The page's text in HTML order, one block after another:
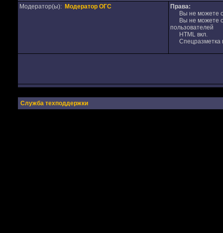
Модератор(ы): Модератор ОГС
Права:
Вы не можете
Вы не можете
пользователей
HTML вкл.
Спецразметка
Служба техподдержки